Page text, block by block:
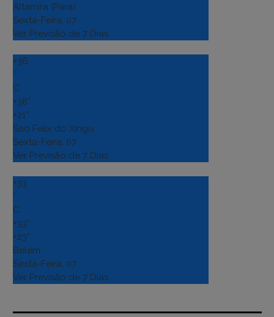
Altamira (Para)
Sexta-Feira, 07
Ver Previsão de 7 Dias
+36
°
C
+38°
+21°
Sao Felix do Xingu
Sexta-Feira, 07
Ver Previsão de 7 Dias
+33
°
C
+33°
+23°
Belém
Sexta-Feira, 07
Ver Previsão de 7 Dias